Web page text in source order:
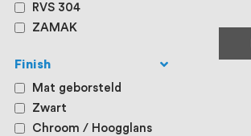
RVS 304
ZAMAK
Finish
Mat geborsteld
Zwart
Chroom / Hoogglans